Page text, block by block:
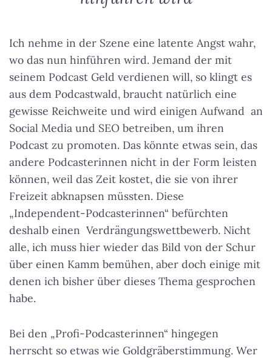
Ich nehme in der Szene eine latente Angst wahr,
wo das nun hinführen wird. Jemand der mit
seinem Podcast Geld verdienen will, so klingt es
aus dem Podcastwald, braucht natürlich eine
gewisse Reichweite und wird einigen Aufwand an
Social Media und SEO betreiben, um ihren
Podcast zu promoten. Das könnte etwas sein, das
andere Podcasterinnen nicht in der Form leisten
können, weil das Zeit kostet, die sie von ihrer
Freizeit abknapsen müssten. Diese
„Independent-Podcasterinnen“ befürchten
deshalb einen Verdrängungswettbewerb. Nicht
alle, ich muss hier wieder das Bild von der Schur
über einen Kamm bemühen, aber doch einige mit
denen ich bisher über dieses Thema gesprochen
habe.
Bei den „Profi-Podcasterinnen“ hingegen
herrscht so etwas wie Goldgräberstimmung. Wer